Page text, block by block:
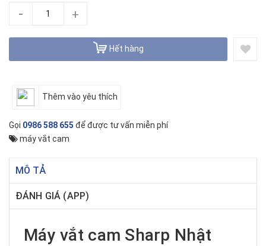
- +
Hết hàng
Thêm vào yêu thích
Gọi 0986 588 655 để được tư vấn miễn phí
máy vắt cam
MÔ TẢ
ĐÁNH GIÁ (APP)
Máy vắt cam Sharp Nhật